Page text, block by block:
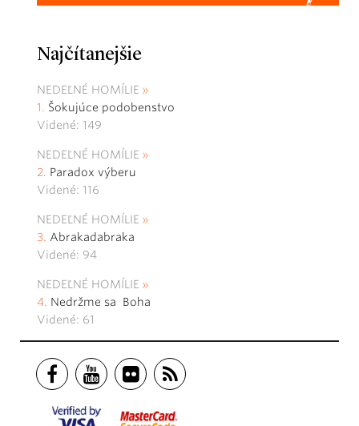
Najčítanejšie
NEDEĽNÉ HOMÍLIE
Šokujúce podobenstvo
Videné: 149
NEDEĽNÉ HOMÍLIE
Paradox výberu
Videné: 116
NEDEĽNÉ HOMÍLIE
Abrakadabraka
Videné: 94
NEDEĽNÉ HOMÍLIE
Nedržme sa Boha
Videné: 61